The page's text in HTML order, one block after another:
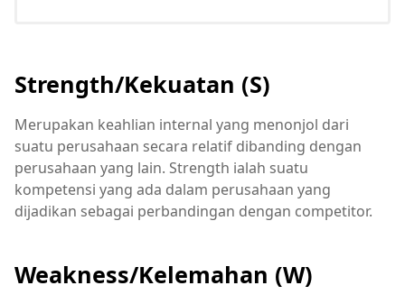
Strength/Kekuatan (S)
Merupakan keahlian internal yang menonjol dari
suatu perusahaan secara relatif dibanding dengan
perusahaan yang lain. Strength ialah suatu
kompetensi yang ada dalam perusahaan yang
dijadikan sebagai perbandingan dengan competitor.
Weakness/Kelemahan (W)